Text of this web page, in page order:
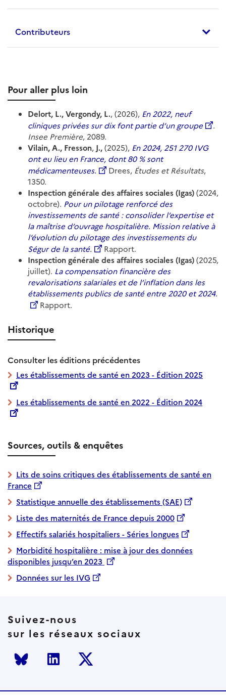
Contributeurs
Pour aller plus loin
Delort, L., Vergondy, L., (2026), En 2022, neuf
cliniques privées sur dix font partie d’un groupe
.
Insee Première, 2089.
Vilain, A., Fresson, J.,(2025), En 2024, 251 270 IVG
ont eu lieu en France, dont 80 % sont
médicamenteuses. Drees, Études et Résultats,
1350.
Inspection générale des affaires sociales (Igas)(2024,
octobre). Pour un pilotage renforcé des
investissements de santé : consolider l’expertise et
la maîtrise d’ouvrage hospitalière. Mission relative à
l’évolution du pilotage des investissements du
Ségur de la santé.
Rapport.
Inspection générale des affaires sociales (Igas)(2025,
juillet). La compensation financière des
revalorisations salariales et de l’inflation dans les
établissements publics de santé entre 2020 et 2024.
Rapport.
Historique
Consulter les éditions précédentes
Les établissements de santé en 2023 - Édition 2025
Les établissements de santé en 2022 - Édition 2024
Sources, outils & enquêtes
Lits de soins critiques des établissements de santé en
France
Statistique annuelle des établissements (SAE)
Liste des maternités de France depuis 2000
Effectifs salariés hospitaliers - Séries longues
Morbidité hospitalière : mise à jour des données
disponibles jusqu’en 2023
Données sur les IVG
Suivez-nous
sur les réseaux sociaux
Bluesky LinkedInTwitter